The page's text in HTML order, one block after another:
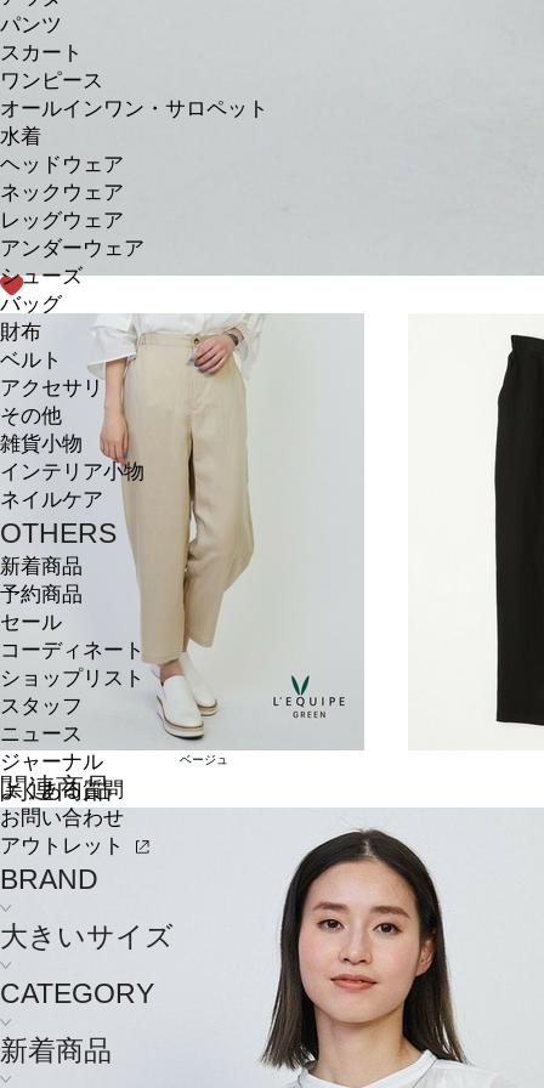
パンツ
スカート
ワンピース
オールインワン・サロペット
水着
ヘッドウェア
ネックウェア
レッグウェア
アンダーウェア
シューズ
バッグ
財布
ベルト
アクセサリ
その他
雑貨小物
インテリア小物
ネイルケア
OTHERS
新着商品
予約商品
セール
コーディネート
ショップリスト
スタッフ
ニュース
ジャーナル
よくある質問
お問い合わせ
アウトレット
BRAND
大きいサイズ
CATEGORY
新着商品
ベージュ
関連商品